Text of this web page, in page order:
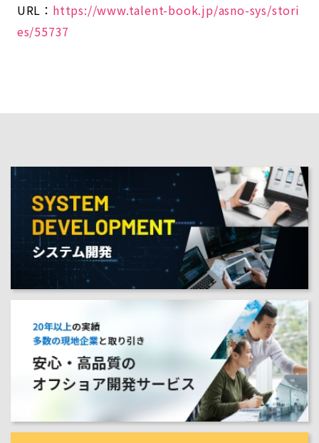
URL： https://www.talent-book.jp/asno-sys/stori
es/55737